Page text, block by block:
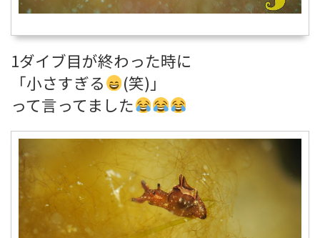
1ダイブ目が終わった時に
「小さすぎる
(笑)」
って言ってました